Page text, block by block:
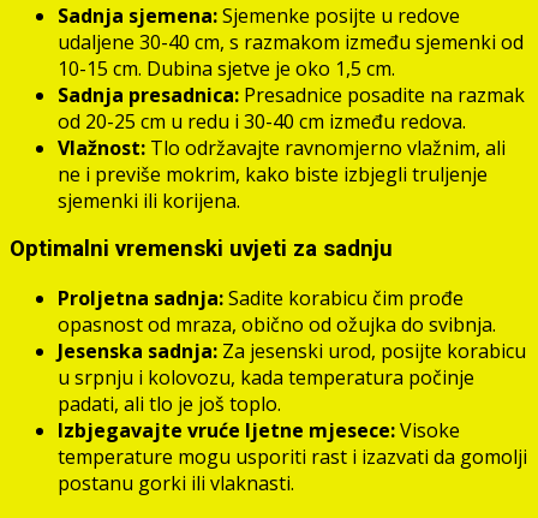
Sadnja sjemena:Sjemenke posijte u redove
udaljene 30-40 cm, s razmakom između sjemenki od
10-15 cm. Dubina sjetve je oko 1,5 cm.
Sadnja presadnica: Presadnice posadite na razmak
od 20-25 cm u redu i 30-40 cm između redova.
Vlažnost: Tlo održavajte ravnomjerno vlažnim, ali
ne i previše mokrim, kako biste izbjegli truljenje
sjemenki ili korijena.
Optimalni vremenski uvjeti za sadnju
Proljetna sadnja:Sadite korabicu čim prođe
opasnost od mraza, obično od ožujka do svibnja.
Jesenska sadnja: Za jesenski urod, posijte korabicu
u srpnju i kolovozu, kada temperatura počinje
padati, ali tlo je još toplo.
Izbjegavajte vruće ljetne mjesece:Visoke
temperature mogu usporiti rast i izazvati da gomolji
postanu gorki ili vlaknasti.